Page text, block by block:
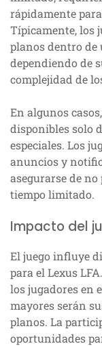
rápidamente
Típicamente, los
planos dentro de
dependiendo de
complejidad de
En algunos
disponibles solo
especiales. Los
anuncios y
asegurarse de
tiempo limitado.
Impacto del
El juego influye
para el Lexus
los jugadores en
mayores serán
planos. La
oportunidades